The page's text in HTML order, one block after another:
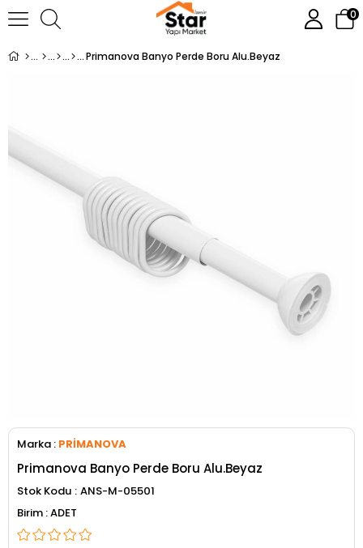
0
Primanova Banyo Perde Boru Alu.Beyaz
Marka : PRİMANOVA
Primanova Banyo Perde Boru Alu.Beyaz
Stok Kodu ANS-M-05501
ADET